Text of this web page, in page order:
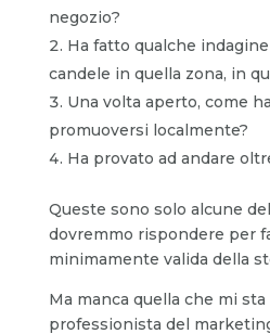
negozio?
Ha fatto qualche
candele in quella zona, in
Una volta aperto, come
promuoversi localmente?
Ha provato ad andare
Queste sono solo alcune
dovremmo rispondere per
minimamente valida della
Ma manca quella che mi
professionista del